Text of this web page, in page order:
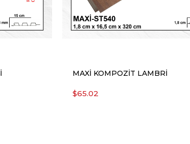
MAXİ KOMPOZİT LAMBRİ
$65.02